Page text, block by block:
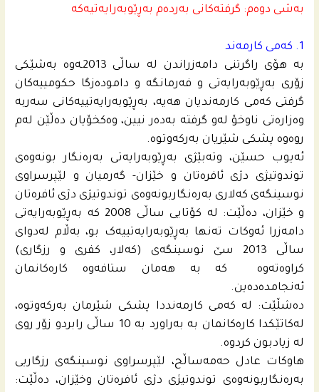
بەشی دوەم: گرفتەکانی به‌رده‌م بەڕێوبەرایەتیه‌كه‌
1. کەمی کارمەند
بە هۆی راگرتنی دامەزراندن لە ساڵی 2013ـه‌وه‌ بەشێکی
زۆری بەڕێوبەرایەتی و فەرمانگە و دامودەزگا حکومییەکان
گرفتی کەمی کارمەندیان هەیە، بەڕێوبەرایەتییەکانی سەربە
وەزارەتی ناوخۆ لەو گرفتە بەدەر نیین، وەکخۆیان دەڵێن لەم
روەوە پشکی شێریان بەرکەوتوە.
ئەیوب حسێن، وتەبێژی بەڕێوبەرایەتی بەرەنگار بونەوەی
توندوتیژی دژی ئافرەتان و خێزان- گەرمیان و لێپرسراوی
نوسینگەی كه‌لاری بەرەنگاربونەوەی توندوتیژی دژی ئافرەتان
و خێزان، دەڵێت: لە کۆتایی ساڵی 2008 کە بەڕێوبەرایەتی
دامەزرا ئەوکات تەنها بەڕێوبەرایەتییەک بو، بەڵام لەدوای
ساڵی 2013 سێ نوسینگەی (کەلار، کفری و رزگاری)
کراوەتەوە کە بە هەمان ستافەوە کارەکانمان
ئەنجامدەدەین.
دەشڵێت: لە کەمی کارمەنددا پشکی شێرمان بەرکەوتوە،
لەکاتێکدا کارەکانمان بە بەراورد بە 10 ساڵی رابردو زۆر روی
لە زیادبون کردوە.
هاوکات عادل حه‌مەساڵح، لێپرسراوی نوسینگەی رزگاریی
بەرەنگاربونەوەی توندوتیژی دژی ئافرەتان وخێزان، دەڵێت: